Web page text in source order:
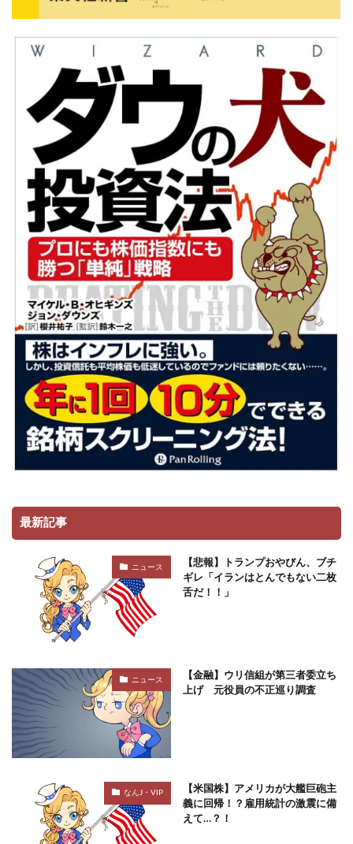
最新記事
ニュース
【悲報】トランプおやびん、ブチ
ギレ「イランはとんでもない二枚
舌だ！！」
ニュース
【金融】ウリ信組が第三者委立ち
上げ 元役員の不正巡り調査
なんJ・VIP
【米国株】アメリカが大艦巨砲主
義に回帰！？雇用統計の激震に備
えて…？！